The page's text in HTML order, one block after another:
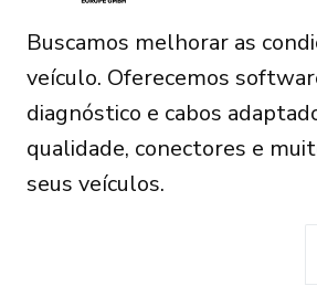
Buscamos melhorar as
veículo. Oferecemos
diagnóstico e cabos
qualidade, conectores e
seus veículos.